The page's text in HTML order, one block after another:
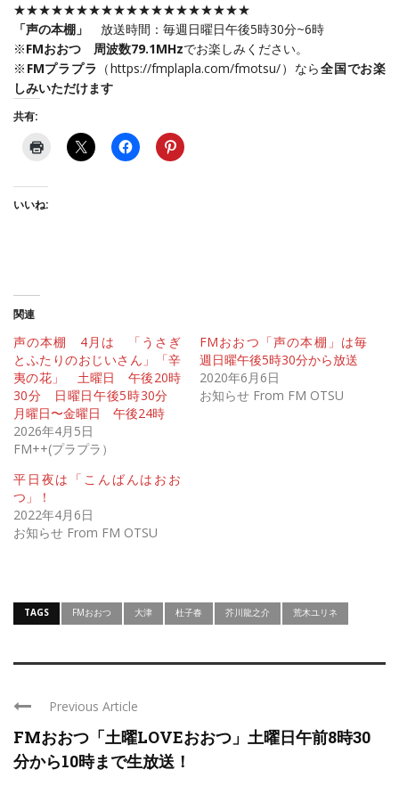
★★★★★★★★★★★★★★★★★★★
「声の本棚」
放送時間：毎週日曜日午後5時30分~6時
※FMおおつ 周波数79.1MHzでお楽しみください。
※ FMプラプラ （https://fmplapla.com/fmotsu/）なら全国でお楽
しみいただけます
共有:
いいね:
関連
声の本棚 4月は 「うさぎ
とふたりのおじいさん」「辛
夷の花」 土曜日 午後20時
30分 日曜日午後5時30分
月曜日〜金曜日 午後24時
2026年4月5日
FM++(プラプラ）
FMおおつ「声の本棚」は毎
週日曜午後5時30分から放送
2020年6月6日
お知らせ From FM OTSU
平日夜は「こんばんはおお
つ」！
2022年4月6日
お知らせ From FM OTSU
TAGS FMおおつ 大津 杜子春 芥川龍之介 荒木ユリネ
Previous Article
FMおおつ「土曜LOVEおおつ」土曜日午前8時30
分から10時まで生放送！